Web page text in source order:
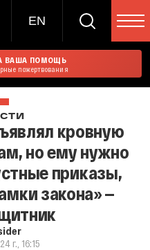
EN
ВАША ПОМОЩЬ
пожертвования
кровную
но ему нужно
приказы,
закона» —
г., 16:15